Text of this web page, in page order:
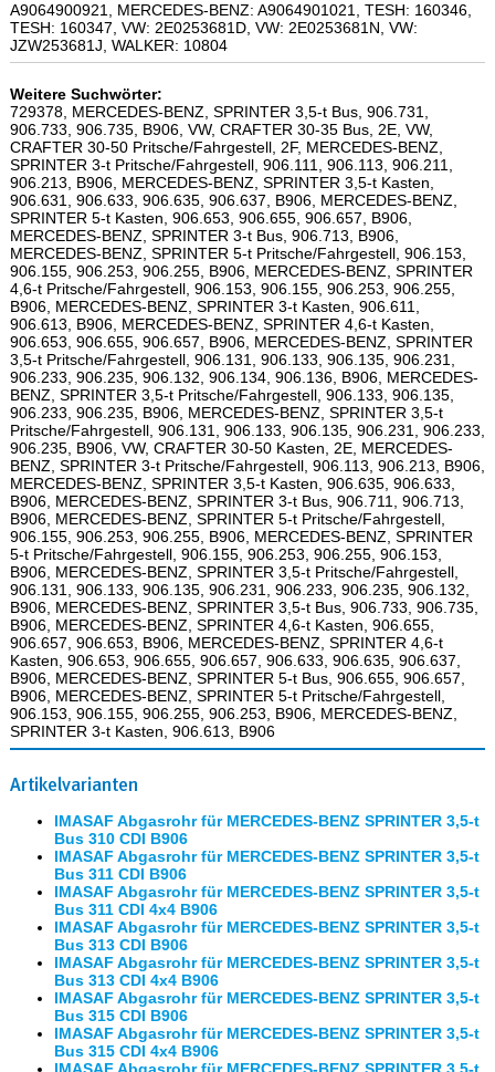
A9064900921, MERCEDES-BENZ: A9064901021, TESH: 160346,
TESH: 160347, VW: 2E0253681D, VW: 2E0253681N, VW:
JZW253681J, WALKER: 10804
Weitere Suchwörter:
729378, MERCEDES-BENZ, SPRINTER 3,5-t Bus, 906.731,
906.733, 906.735, B906, VW, CRAFTER 30-35 Bus, 2E, VW,
CRAFTER 30-50 Pritsche/Fahrgestell, 2F, MERCEDES-BENZ,
SPRINTER 3-t Pritsche/Fahrgestell, 906.111, 906.113, 906.211,
906.213, B906, MERCEDES-BENZ, SPRINTER 3,5-t Kasten,
906.631, 906.633, 906.635, 906.637, B906, MERCEDES-BENZ,
SPRINTER 5-t Kasten, 906.653, 906.655, 906.657, B906,
MERCEDES-BENZ, SPRINTER 3-t Bus, 906.713, B906,
MERCEDES-BENZ, SPRINTER 5-t Pritsche/Fahrgestell, 906.153,
906.155, 906.253, 906.255, B906, MERCEDES-BENZ, SPRINTER
4,6-t Pritsche/Fahrgestell, 906.153, 906.155, 906.253, 906.255,
B906, MERCEDES-BENZ, SPRINTER 3-t Kasten, 906.611,
906.613, B906, MERCEDES-BENZ, SPRINTER 4,6-t Kasten,
906.653, 906.655, 906.657, B906, MERCEDES-BENZ, SPRINTER
3,5-t Pritsche/Fahrgestell, 906.131, 906.133, 906.135, 906.231,
906.233, 906.235, 906.132, 906.134, 906.136, B906, MERCEDES-
BENZ, SPRINTER 3,5-t Pritsche/Fahrgestell, 906.133, 906.135,
906.233, 906.235, B906, MERCEDES-BENZ, SPRINTER 3,5-t
Pritsche/Fahrgestell, 906.131, 906.133, 906.135, 906.231, 906.233,
906.235, B906, VW, CRAFTER 30-50 Kasten, 2E, MERCEDES-
BENZ, SPRINTER 3-t Pritsche/Fahrgestell, 906.113, 906.213, B906,
MERCEDES-BENZ, SPRINTER 3,5-t Kasten, 906.635, 906.633,
B906, MERCEDES-BENZ, SPRINTER 3-t Bus, 906.711, 906.713,
B906, MERCEDES-BENZ, SPRINTER 5-t Pritsche/Fahrgestell,
906.155, 906.253, 906.255, B906, MERCEDES-BENZ, SPRINTER
5-t Pritsche/Fahrgestell, 906.155, 906.253, 906.255, 906.153,
B906, MERCEDES-BENZ, SPRINTER 3,5-t Pritsche/Fahrgestell,
906.131, 906.133, 906.135, 906.231, 906.233, 906.235, 906.132,
B906, MERCEDES-BENZ, SPRINTER 3,5-t Bus, 906.733, 906.735,
B906, MERCEDES-BENZ, SPRINTER 4,6-t Kasten, 906.655,
906.657, 906.653, B906, MERCEDES-BENZ, SPRINTER 4,6-t
Kasten, 906.653, 906.655, 906.657, 906.633, 906.635, 906.637,
B906, MERCEDES-BENZ, SPRINTER 5-t Bus, 906.655, 906.657,
B906, MERCEDES-BENZ, SPRINTER 5-t Pritsche/Fahrgestell,
906.153, 906.155, 906.255, 906.253, B906, MERCEDES-BENZ,
SPRINTER 3-t Kasten, 906.613, B906
Artikelvarianten
IMASAF Abgasrohr für MERCEDES-BENZ SPRINTER 3,5-t
Bus 310 CDI B906
IMASAF Abgasrohr für MERCEDES-BENZ SPRINTER 3,5-t
Bus 311 CDI B906
IMASAF Abgasrohr für MERCEDES-BENZ SPRINTER 3,5-t
Bus 311 CDI 4x4 B906
IMASAF Abgasrohr für MERCEDES-BENZ SPRINTER 3,5-t
Bus 313 CDI B906
IMASAF Abgasrohr für MERCEDES-BENZ SPRINTER 3,5-t
Bus 313 CDI 4x4 B906
IMASAF Abgasrohr für MERCEDES-BENZ SPRINTER 3,5-t
Bus 315 CDI B906
IMASAF Abgasrohr für MERCEDES-BENZ SPRINTER 3,5-t
Bus 315 CDI 4x4 B906